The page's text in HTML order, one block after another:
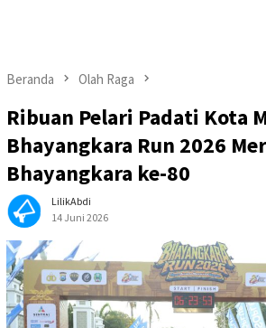
Beranda Olah Raga
Ribuan Pelari Padati Kota
Bhayangkara Run 2026
Bhayangkara ke-80
LilikAbdi
14 Juni 2026